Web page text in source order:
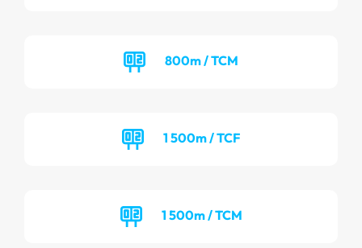
800m / TCM
1 500m / TCF
1 500m / TCM